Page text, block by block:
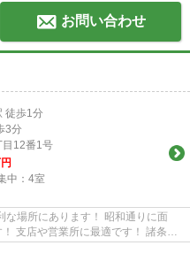
お問い合わせ
徒歩1分
3分
目12番1号
中： 4室
場所にあります！ 昭和通りに面
支店や営業所に最適です！ 諸条件